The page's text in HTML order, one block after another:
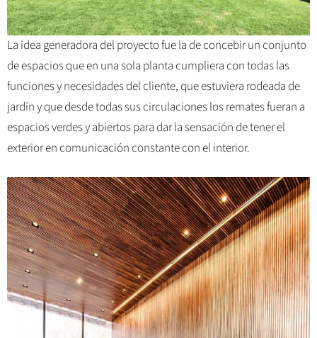
La idea generadora del proyecto fue la de concebir un conjunto
de espacios que en una sola planta cumpliera con todas las
funciones y necesidades del cliente, que estuviera rodeada de
jardín y que desde todas sus circulaciones los remates fueran a
espacios verdes y abiertos para dar la sensación de tener el
exterior en comunicación constante con el interior.